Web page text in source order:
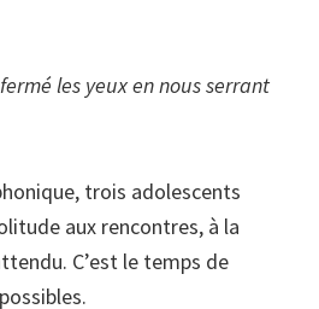
les yeux en nous serrant
trois adolescents
aux rencontres, à la
C’est le temps de